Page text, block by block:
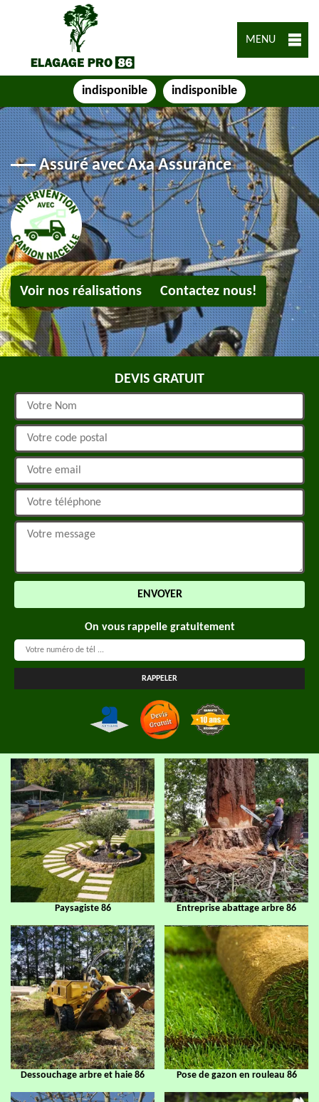
MENU
indisponible indisponible
Assuré avec Axa Assurance
Voir nos réalisations Contactez nous!
DEVIS GRATUIT
On vous rappelle gratuitement
Paysagiste 86 Entreprise abattage arbre 86
Dessouchage arbre et haie 86 Pose de gazon en rouleau 86